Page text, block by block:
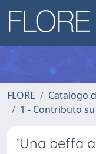
FLORE
Catalogo
1 - Contributo
‘Una beffa